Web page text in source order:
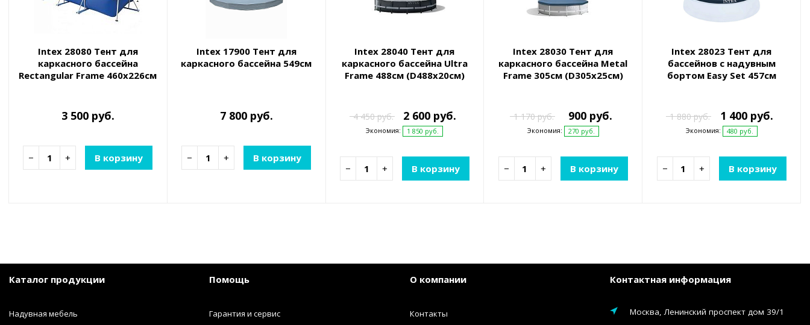
Intex 28080 Тент для
каркасного бассейна
Rectangular Frame 460x226см
3 500 руб.
− + В корзину
Intex 17900 Тент для
каркасного бассейна 549см
7 800 руб.
− + В корзину
Intex 28040 Тент для
каркасного бассейна Ultra
Frame 488см (D488х20см)
4 450 руб. 2 600 руб.
Экономия: 1 850 руб.
− + В корзину
Intex 28030 Тент для
каркасного бассейна Metal
Frame 305см (D305х25см)
1 170 руб. 900 руб.
Экономия: 270 руб.
− + В корзину
Intex 28023 Тент для
бассейнов с надувным
бортом Easy Set 457см
1 880 руб. 1 400 руб.
Экономия: 480 руб.
− + В корзину
Каталог продукции
Надувная мебель
Помощь
Гарантия и сервис
О компании
Контакты
Контактная информация
Москва, Ленинский проспект дом 39/1